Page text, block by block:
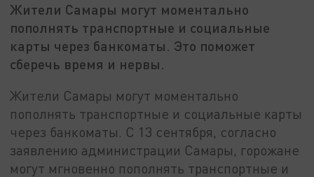
Жители Самары могут моментально
пополнять транспортные и социальные
карты через банкоматы. Это поможет
сберечь время и нервы.
Жители Самары могут моментально
пополнять транспортные и социальные карты
через банкоматы. С 13 сентября, согласно
заявлению администрации Самары, горожане
могут мгновенно пополнять транспортные и